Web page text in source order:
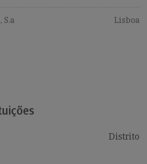
S.a Lisboa
Distrito